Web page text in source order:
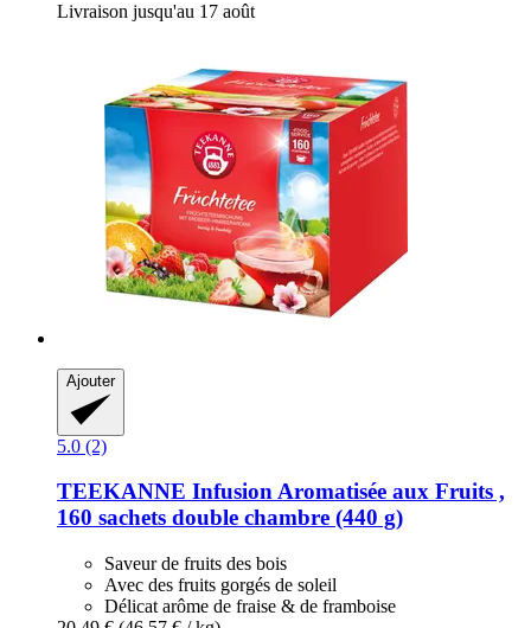
Livraison jusqu'au 17 août
Ajouter
5.0 (2)
TEEKANNE Infusion Aromatisée aux Fruits ,
160 sachets double chambre (440 g)
Saveur de fruits des bois
Avec des fruits gorgés de soleil
Délicat arôme de fraise & de framboise